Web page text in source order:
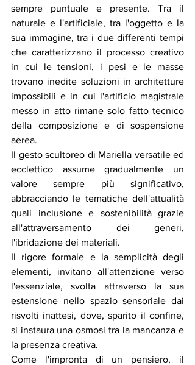
sempre puntuale e presente. Tra il
naturale e l'artificiale, tra l'oggetto e la
sua immagine, tra i due differenti tempi
che caratterizzano il processo creativo
in cui le tensioni, i pesi e le masse
trovano inedite soluzioni in architetture
impossibili e in cui l'artificio magistrale
messo in atto rimane solo fatto tecnico
della composizione e di sospensione
aerea.
Il gesto scultoreo di Mariella versatile ed
ecclettico assume gradualmente un
valore sempre più significativo,
abbracciando le tematiche dell'attualità
quali inclusione e sostenibilità grazie
all'attraversamento dei generi,
l'ibridazione dei materiali.
Il rigore formale e la semplicità degli
elementi, invitano all'attenzione verso
l'essenziale, svolta attraverso la sua
estensione nello spazio sensoriale dai
risvolti inattesi, dove, sparito il confine,
si instaura una osmosi tra la mancanza e
la presenza creativa.
Come l'impronta di un pensiero, il